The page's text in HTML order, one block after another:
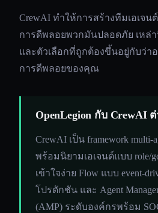
CrewAI ทำให้การสร้างทีมเอเจน
การดีพลอยพวกมันปลอดภัย เหล่
และตัวเลือกที่ถูกต้องขึ้นอยู่กับว่า
การดีพลอยของคุณ
OpenLegion กับ CrewAI
CrewAI เป็น framework multi-
พร้อมนิยามเอเจนต์แบบ role/
เข้าใจง่าย Flow แบบ event-
โปรดักชัน และ Agent
(AMP) ระดับองค์กรพร้อม